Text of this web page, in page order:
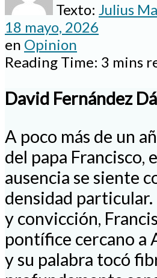
Texto: Julius
18 mayo, 2026
en Opinion
Reading Time: 3 mins
David Fernández
A poco más de un
del papa Francisco,
ausencia se siente
densidad
y convicción,
pontífice cercano a
y su palabra tocó